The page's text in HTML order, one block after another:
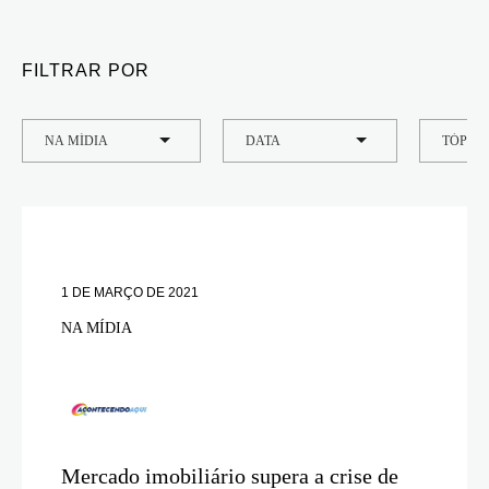
FILTRAR POR
TIPO DATA
1 DE MARÇO DE 2021
NA MÍDIA
Mercado imobiliário supera a crise de